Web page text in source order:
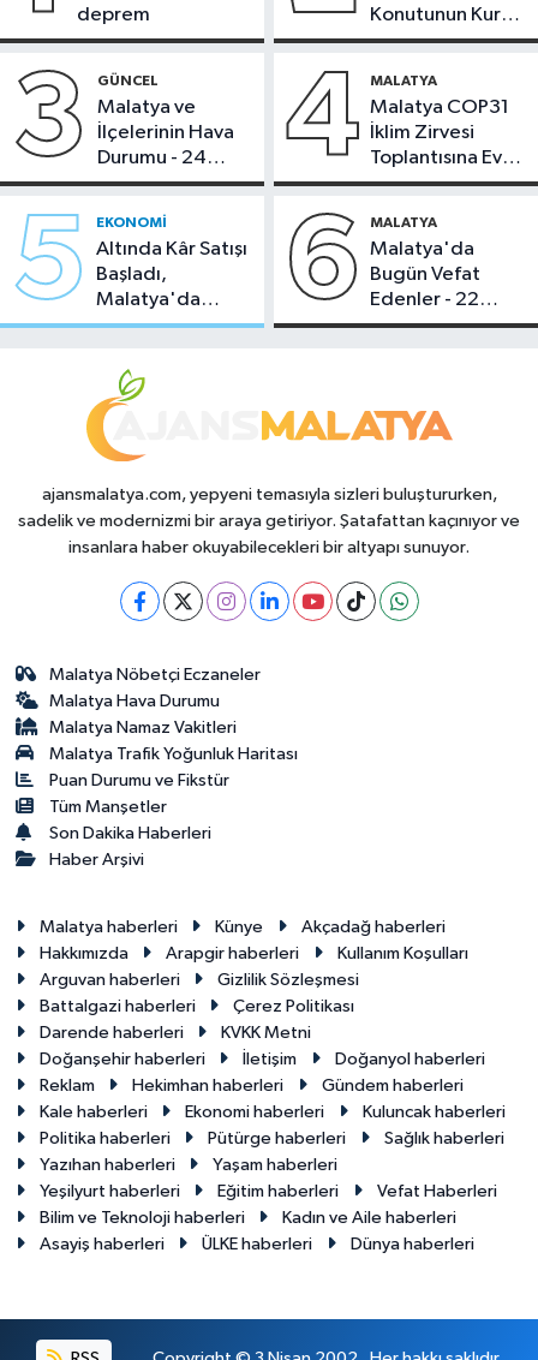
deprem
Konutunun Kurası
Bugün Çekiliyor
3 GÜNCEL
Malatya ve
İlçelerinin Hava
Durumu - 24
Temmuz 2026
4 MALATYA
Malatya COP31
İklim Zirvesi
Toplantısına Ev
Sahipliği Yaptı
5 EKONOMI
Altında Kâr Satışı
Başladı,
Malatya'da
Makas Ne
6 MALATYA
Malatya'da
Bugün Vefat
Edenler - 22
Temmuz 2026
ajansmalatya.com, yepyeni temasıyla sizleri buluştururken,
sadelik ve modernizmi bir araya getiriyor. Şatafattan kaçınıyor ve
insanlara haber okuyabilecekleri bir altyapı sunuyor.
Malatya Nöbetçi Eczaneler
Malatya Hava Durumu
Malatya Namaz Vakitleri
Malatya Trafik Yoğunluk Haritası
Puan Durumu ve Fikstür
Tüm Manşetler
Son Dakika Haberleri
Haber Arşivi
Malatya haberleri Künye
Akçadağ haberleri
Hakkımızda
Arapgir haberleri
Kullanım Koşulları
Arguvan haberleri
Gizlilik Sözleşmesi
Battalgazi haberleri
Çerez Politikası
Darende haberleri
KVKK Metni
Doğanşehir haberleri
İletişim
Doğanyol haberleri
Reklam
Hekimhan haberleri
Gündem haberleri
Kale haberleri
Ekonomi haberleri
Kuluncak haberleri
Politika haberleri
Pütürge haberleri
Sağlık haberleri
Yazıhan haberleri
Yaşam haberleri
Yeşilyurt haberleri
Eğitim haberleri
Vefat Haberleri
Bilim ve Teknoloji haberleri
Kadın ve Aile haberleri
Asayiş haberleri
ÜLKE haberleri Dünya haberleri